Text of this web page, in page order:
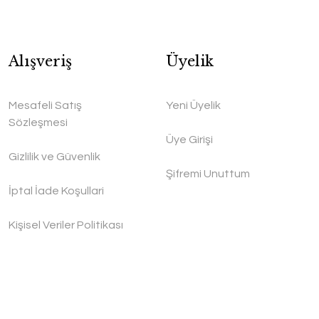
Alışveriş
Mesafeli Satış
Sözleşmesi
Gizlilik ve Güvenlik
İptal İade Koşullari
Kişisel Veriler Politikası
Üyelik
Yeni Üyelik
Üye Girişi
Şifremi Unuttum